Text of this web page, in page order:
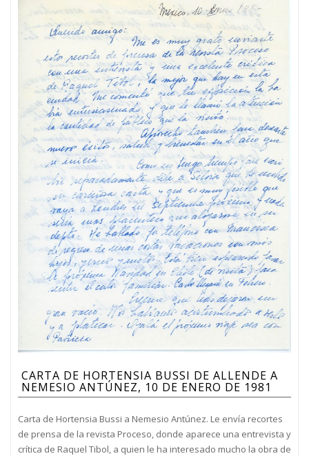
CARTA DE HORTENSIA BUSSI DE ALLENDE A
NEMESIO ANTÚNEZ, 10 DE ENERO DE 1981
Carta de Hortensia Bussi a Nemesio Antúnez. Le envía recortes
de prensa de la revista Proceso, donde aparece una entrevista y
crítica de Raquel Tibol, a quien le ha interesado mucho la obra de